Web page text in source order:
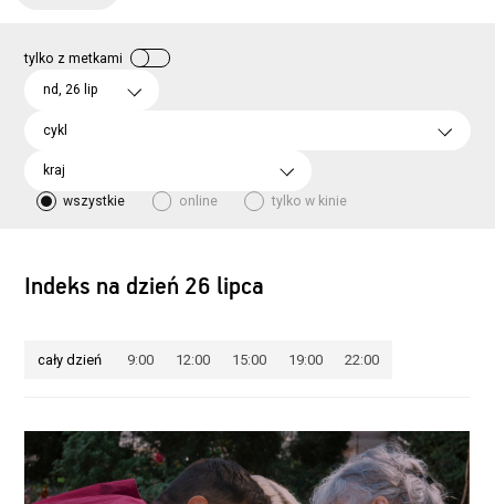
nd, 26 lip
cykl
kraj
wszystkie
online tylko w kinie
tylko z metkami
Indeks na dzień 26 lipca
cały dzień 9:00 12:00 15:00 19:00 22:00